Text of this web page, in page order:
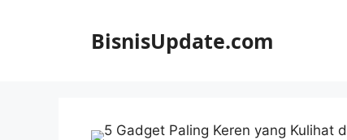
BisnisUpdate.com